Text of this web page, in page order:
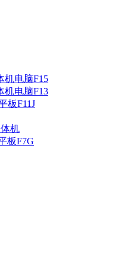
机电脑F15
机电脑F13
板F11J
机
板F7G